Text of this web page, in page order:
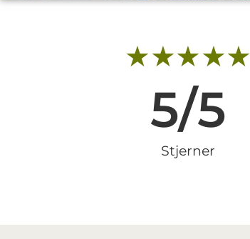
★★★★★
Stjerner
5/5